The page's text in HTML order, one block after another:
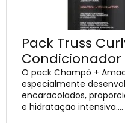
Pack Truss
Condicionador
O pack Champô +
especialmente
encaracolados,
e hidratação intensiva....